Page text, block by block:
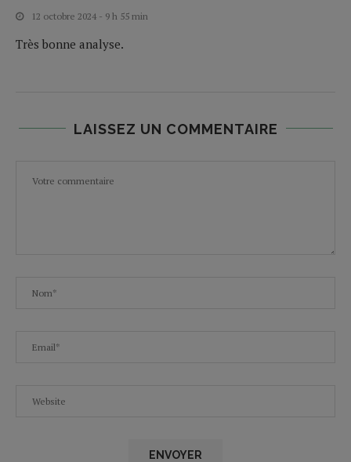
12 octobre 2024 - 9 h 55 min
Très bonne analyse.
LAISSEZ UN COMMENTAIRE